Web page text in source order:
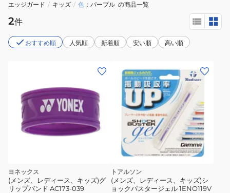
エッジガード / キッズ / 色 パープル の商品一覧
2件
おすすめ順 人気順 新着順 安い順 高い順
ヨネックス
(メンズ、レディース、キッズ)グ
リップバンド AC173-039
トアルソン
(メンズ、レディース、キッズ)シ
ョックパスタージェル 1ENO119V